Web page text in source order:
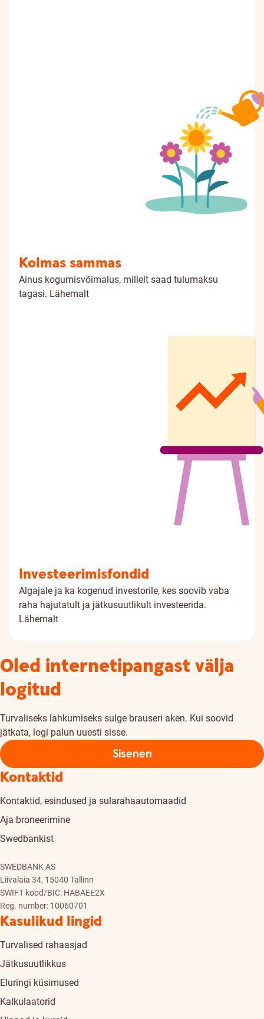
Kolmas sammas
Ainus kogumisvõimalus, millelt saad tulumaksu
tagasi. Lähemalt
Investeerimisfondid
Algajale ja ka kogenud investorile, kes soovib vaba
raha hajutatult ja jätkusuutlikult investeerida.
Lähemalt
Oled internetipangast välja
logitud
Turvaliseks lahkumiseks sulge brauseri aken. Kui soovid
jätkata, logi palun uuesti sisse.
Sisenen
Kontaktid
Kontaktid, esindused ja sularahaautomaadid
Aja broneerimine
Swedbankist
SWEDBANK AS
Liivalaia 34, 15040 Tallinn
SWIFT kood/BIC: HABAEE2X
Reg. number: 10060701
Kasulikud lingid
Turvalised rahaasjad
Jätkusuutlikkus
Eluringi küsimused
Kalkulaatorid